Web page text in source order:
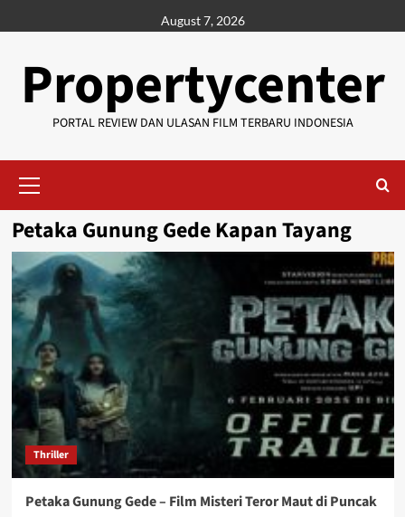
to
August 7, 2026
Propertycenter
PORTAL REVIEW DAN ULASAN FILM TERBARU INDONESIA
Menu
Petaka Gunung Gede Kapan Tayang
Thriller
Petaka Gunung Gede – Film Misteri Teror Maut di Puncak